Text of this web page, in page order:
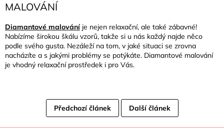
MALOVÁNÍ
Diamantové malováníje nejen relaxační, ale také zábavné!
Nabízíme širokou škálu vzorů, takže si u nás každý najde něco
podle svého gusta. Nezáleží na tom, v jaké situaci se zrovna
nacházíte a s jakými problémy se potýkáte. Diamantové malování
je vhodný relaxační prostředek i pro Vás.
Předchozí článek Další článek